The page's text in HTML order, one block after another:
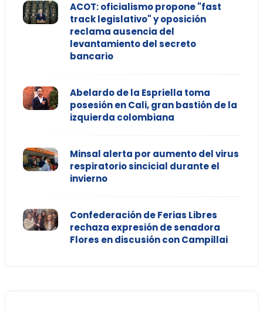
ACOT: oficialismo propone "fast
track legislativo" y oposición
reclama ausencia del
levantamiento del secreto
bancario
Abelardo de la Espriella toma
posesión en Cali, gran bastión de la
izquierda colombiana
Minsal alerta por aumento del virus
respiratorio sincicial durante el
invierno
Confederación de Ferias Libres
rechaza expresión de senadora
Flores en discusión con Campillai